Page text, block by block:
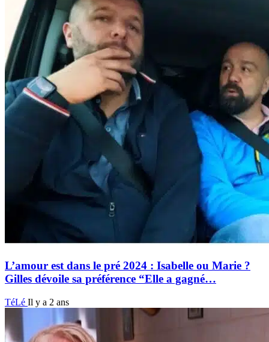
L’amour est dans le pré 2024 : Isabelle ou Marie ?
Gilles dévoile sa préférence “Elle a gagné…
TéLé Il y a 2 ans